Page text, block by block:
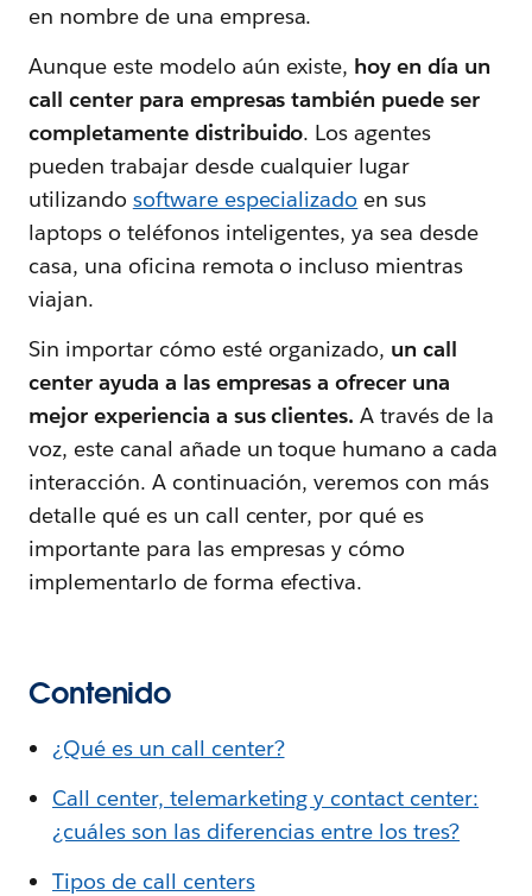
en nombre de una empresa.
Aunque este modelo aún existe, hoy en día un
call center para empresas también puede ser
completamente distribuido. Los agentes
pueden trabajar desde cualquier lugar
utilizando software especializado en sus
laptops o teléfonos inteligentes, ya sea desde
casa, una oficina remota o incluso mientras
viajan.
Sin importar cómo esté organizado, un call
center ayuda a las empresas a ofrecer una
mejor experiencia a sus clientes. A través de la
voz, este canal añade un toque humano a cada
interacción. A continuación, veremos con más
detalle qué es un call center, por qué es
importante para las empresas y cómo
implementarlo de forma efectiva.
Contenido
¿Qué es un call center?
Call center, telemarketing y contact center:
¿cuáles son las diferencias entre los tres?
Tipos de call centers